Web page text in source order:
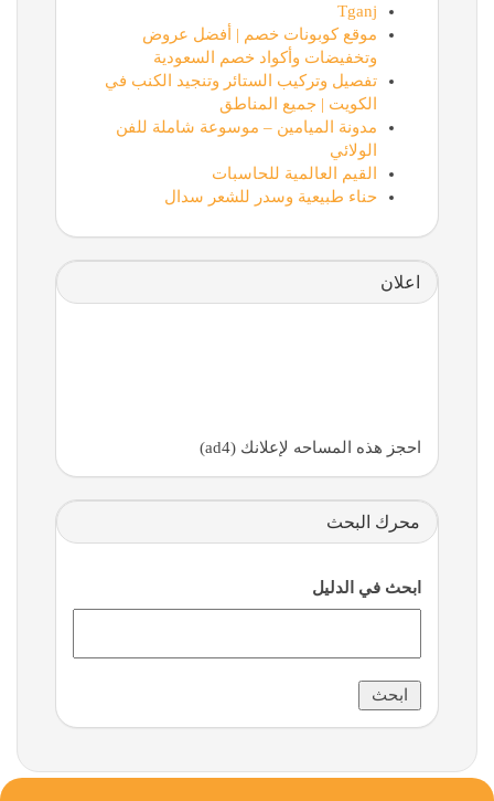
Tganj
موقع كوبونات خصم | أفضل عروض
وتخفيضات وأكواد خصم السعودية
تفصيل وتركيب الستائر وتنجيد الكنب في
الكويت | جميع المناطق
مدونة الميامين – موسوعة شاملة للفن
الولائي
القيم العالمية للحاسبات
حناء طبيعية وسدر للشعر سدال
اعلان
احجز هذه المساحه لإعلانك (ad4)
محرك البحث
ابحث في الدليل